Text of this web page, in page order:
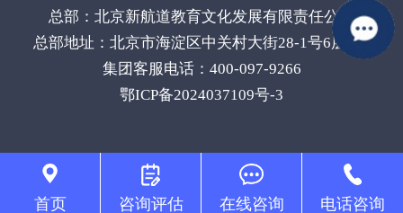
总部：北京新航道教育文化发展有限责任公司
总部地址：北京市海淀区中关村大街28-1号6层601
集团客服电话：400-097-9266
鄂ICP备2024037109号-3
首页 咨询评估 在线咨询 电话咨询